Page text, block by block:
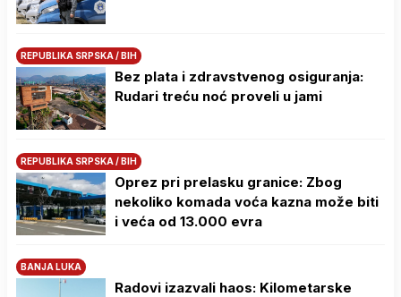
REPUBLIKA SRPSKA / BIH
Bez plata i zdravstvenog osiguranja:
Rudari treću noć proveli u jami
REPUBLIKA SRPSKA / BIH
Oprez pri prelasku granice: Zbog
nekoliko komada voća kazna može biti
i veća od 13.000 evra
BANJA LUKA
Radovi izazvali haos: Kilometarske